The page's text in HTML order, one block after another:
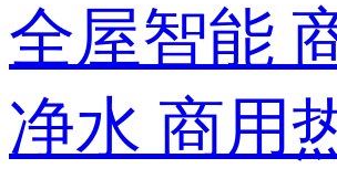
全屋智能
净水 商用